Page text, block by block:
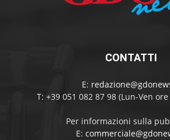
CONTATTI
E:
T: +39 051 082 87 98 (Lun-Ven
Per informazioni sulla
E: